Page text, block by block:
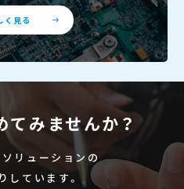
く見る
みませんか？
リューションの
しています。